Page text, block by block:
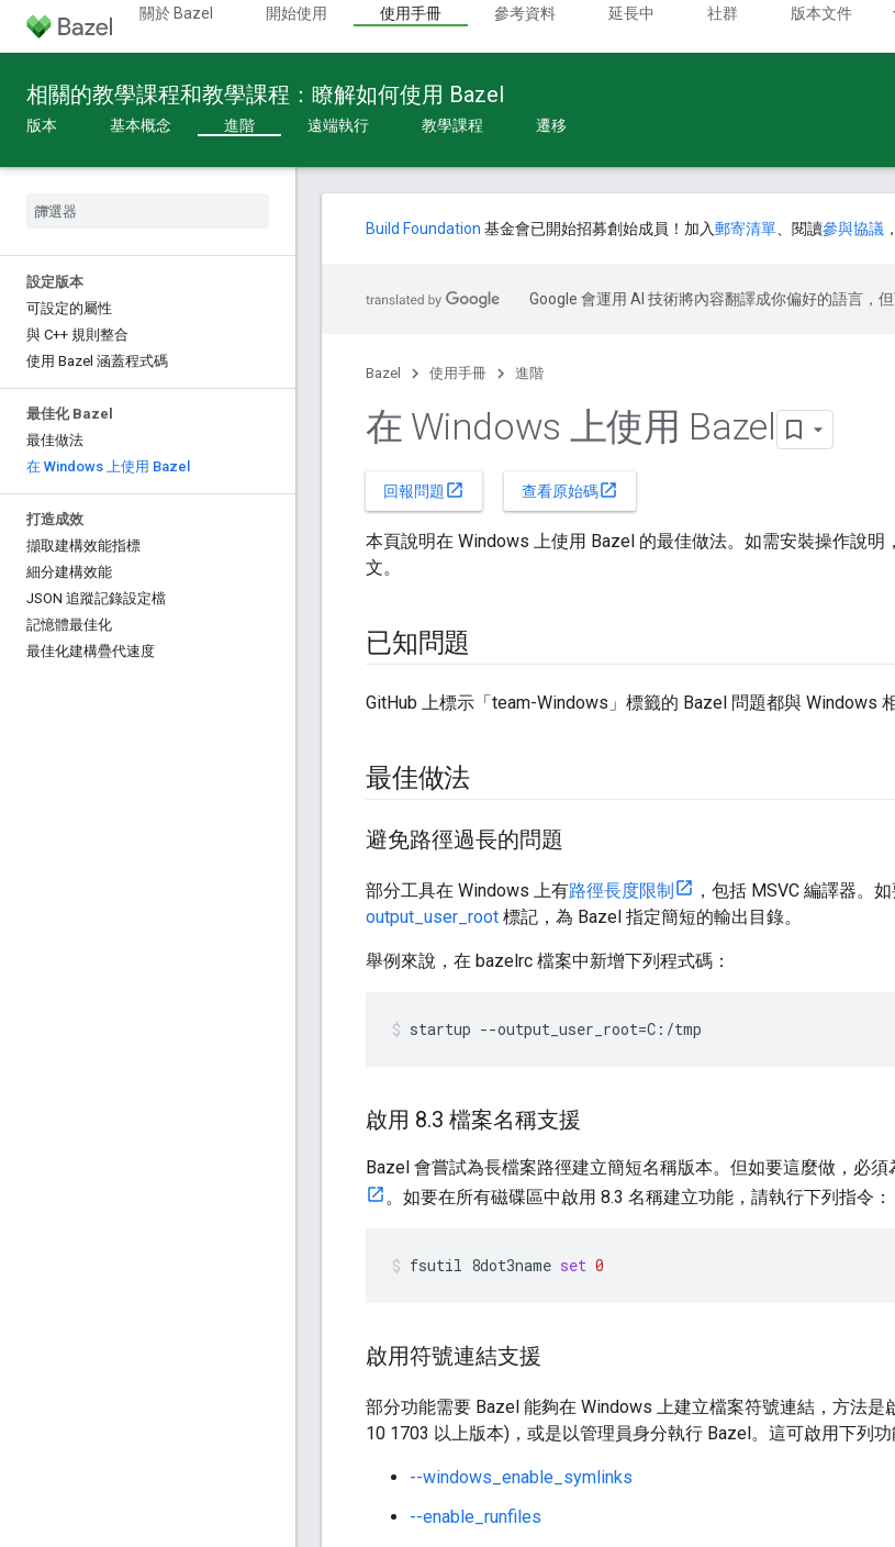
關於 Bazel 開始使用 使用手冊 參考資料 延長中 社群 版本文件
相關的教學課程和教學課程：瞭解如何使用 Bazel
版本 基本概念 進階 遠端執行 教學課程 遷移
設定版本
可設定的屬性
與 C++ 規則整合
使用 Bazel 涵蓋程式碼
最佳化 Bazel
最佳做法
在 Windows 上使用 Bazel
打造成效
擷取建構效能指標
細分建構效能
JSON 追蹤記錄設定檔
記憶體最佳化
最佳化建構疊代速度
Build Foundation 基金會已開始招募創始成員！加入郵寄清單 、閱讀參與協議
Google 會運用 AI 技術將內容翻譯成你偏好的語言，但
Bazel 使用手冊 進階
在 Windows 上使用 Bazel
回報問題 open_in_new 查看原始碼open_in_new
本頁說明在 Windows 上使用 Bazel 的最佳做法。如需安裝操作說明
文。
已知問題
GitHub 上標示「team-Windows」標籤的 Bazel 問題都與 Windows 相
最佳做法
避免路徑過長的問題
部分工具在 Windows 上有路徑長度限制 ，包括 MSVC 編譯器。
output_user_root 標記，為 Bazel 指定簡短的輸出目錄。
舉例來說，在 bazelrc 檔案中新增下列程式碼：
startup --output_user_root=C:/tmp
啟用 8.3 檔案名稱支援
Bazel 會嘗試為長檔案路徑建立簡短名稱版本。但如要這麼做，必
。如要在所有磁碟區中啟用 8.3 名稱建立功能，請執行下列指令：
fsutil 8dot3name set 0
啟用符號連結支援
部分功能需要 Bazel 能夠在 Windows 上建立檔案符號連結，方法是
10 1703 以上版本)，或是以管理員身分執行 Bazel。這可啟用下列功
--windows_enable_symlinks
--enable_runfiles